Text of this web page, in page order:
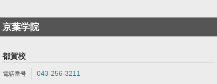
京葉学院
都賀校
043-256-3211